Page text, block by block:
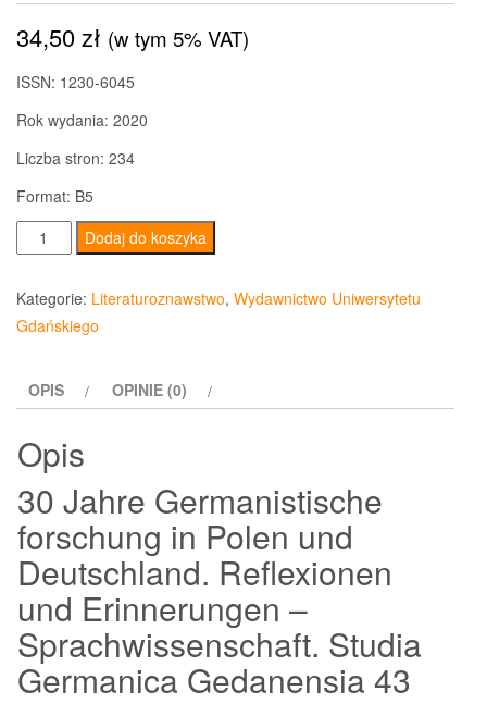
34,50zł (w tym 5% VAT)
ISSN: 1230-6045
Rok wydania: 2020
Liczba stron: 234
Format: B5
ilość
30
Jahre
Germanistische
forschung
Polen
Deutschland.
Reflexionen
und
Erinnerungen
Dodaj do koszyka
Kategorie: Literaturoznawstwo, Wydawnictwo Uniwersytetu
Gdańskiego
OPIS OPINIE (0)
Opis
30 Jahre Germanistische
forschung in Polen und
Deutschland. Reflexionen
und Erinnerungen –
Sprachwissenschaft. Studia
Germanica Gedanensia 43